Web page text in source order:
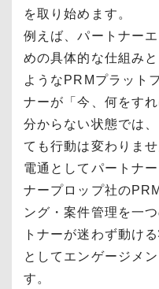
を取り始めます。
例えば、パートナー
めの具体的な仕組み
ようなPRMプラット
ナーが「今、何をす
分からない状態では
ても行動は変わりませ
電通としてパートナ
ナープロップ社の
ング・案件管理を一
トナーが迷わず動け
としてエンゲージメ
す。